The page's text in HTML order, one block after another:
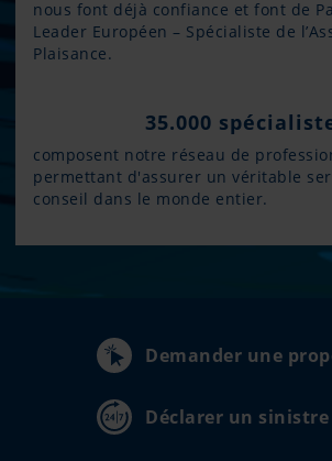
nous font déjà confiance et font de
Leader Européen – Spécialiste de
Plaisance.
35.000
composent notre réseau de
permettant d'assurer un véritable
conseil dans le monde entier.
Demander une
Déclarer un sinistre